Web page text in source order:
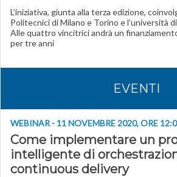
L’iniziativa, giunta alla terza edizione,
Politecnici di Milano e Torino e l’università
Alle quattro vincitrici andrà un
per tre anni
EVENTI
WEBINAR - 11 NOVEMBRE 2020, ORE
Come implementare un
intelligente di
continuous delivery